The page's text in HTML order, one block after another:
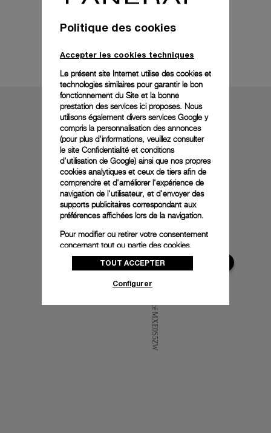
Détails techniques
Politique des cookies
Accepter les cookies techniques
Le présent site Internet utilise des cookies et
technologies similaires pour garantir le bon
fonctionnement du Site et la bonne
prestation des services ici proposes. Nous
utilisons également divers services Google y
compris la personnalisation des annonces
(pour plus d'informations, veuillez consulter
le site Confidentialité et conditions
d'utilisation de Google) ainsi que nos propres
cookies analytiques et ceux de tiers afin de
comprendre et d'améliorer l'expérience de
navigation de l'utilisateur, et d'envoyer des
supports publicitaires correspondant aux
préférences affichées lors de la navigation.
Pour modifier ou retirer votre consentement
concernant tout ou partie des cookies,
cliquez sur « Configurer » ou consultez notre
politique des cookiespour obtenir plus
donnez votre consentement pour l’utilisation
des cookies susmentionnés
En cliquant sur « Tout refuser », vous
donnez votre consentement uniquement
TOUT ACCEPTER
Configurer